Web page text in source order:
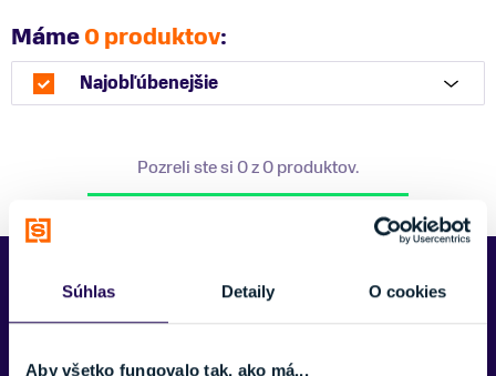
Súhlas Detaily O cookies
Aby všetko fungovalo tak, ako má...
Máme0 produktov:
Najobľúbenejšie
Pozreli ste si 0 z 0 produktov.
Predajne Najšport